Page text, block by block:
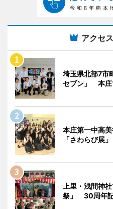
アクセ
埼玉県北部7市
セブン」 本庄
本庄第一中高
「さわらび展
上里・浅間神
祭」 30周年